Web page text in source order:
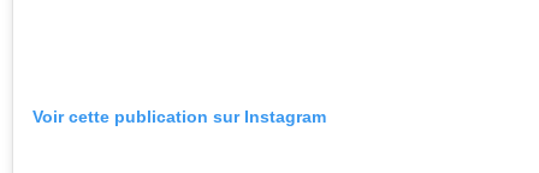
Voir cette publication sur Instagram